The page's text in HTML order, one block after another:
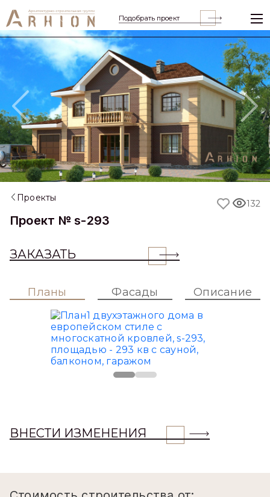
Подобрать проект
Previous
Проекты
Проект № s-293
ЗАКАЗАТЬ
132
Планы Фасады Описание
ВНЕСТИ ИЗМЕНЕНИЯ